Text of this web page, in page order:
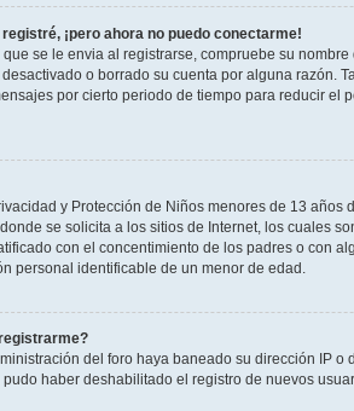
¡pero ahora no puedo conectarme!
se le envia al registrarse, compruebe su
o borrado su cuenta por alguna razón.
por cierto periodo de tiempo para reducir el
y Protección de Niños menores de 13
se solicita a los sitios de Internet, los cuales
con el concentimiento de los padres o con
personal identificable de un menor de edad.
del foro haya baneado su dirección IP
haber deshabilitado el registro de nuevos